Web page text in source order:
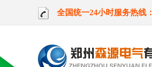
全国统一24小时服务热线：